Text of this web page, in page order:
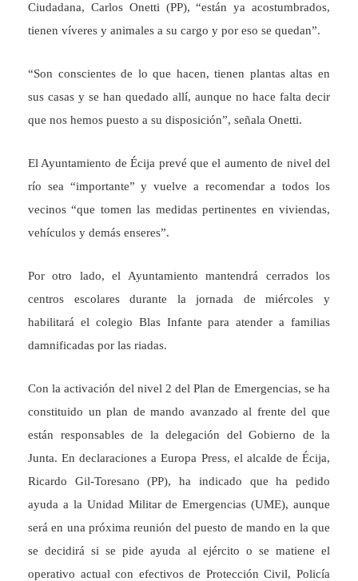
Ciudadana, Carlos Onetti (PP), “están ya acostumbrados,
tienen víveres y animales a su cargo y por eso se quedan”.
“Son conscientes de lo que hacen, tienen plantas altas en
sus casas y se han quedado allí, aunque no hace falta decir
que nos hemos puesto a su disposición”, señala Onetti.
El Ayuntamiento de Écija prevé que el aumento de nivel del
río sea “importante” y vuelve a recomendar a todos los
vecinos “que tomen las medidas pertinentes en viviendas,
vehículos y demás enseres”.
Por otro lado, el Ayuntamiento mantendrá cerrados los
centros escolares durante la jornada de miércoles y
habilitará el colegio Blas Infante para atender a familias
damnificadas por las riadas.
Con la activación del nivel 2 del Plan de Emergencias, se ha
constituido un plan de mando avanzado al frente del que
están responsables de la delegación del Gobierno de la
Junta. En declaraciones a Europa Press, el alcalde de Écija,
Ricardo Gil-Toresano (PP), ha indicado que ha pedido
ayuda a la Unidad Militar de Emergencias (UME), aunque
será en una próxima reunión del puesto de mando en la que
se decidirá si se pide ayuda al ejército o se matiene el
operativo actual con efectivos de Protección Civil, Policía